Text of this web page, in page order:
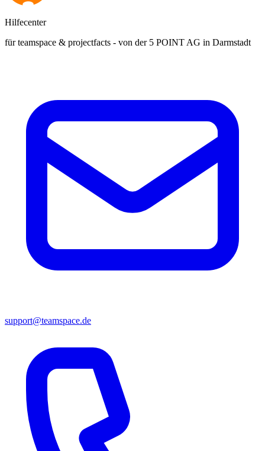
Hilfecenter
für teamspace & projectfacts - von der 5 POINT AG in Darmstadt
support@teamspace.de